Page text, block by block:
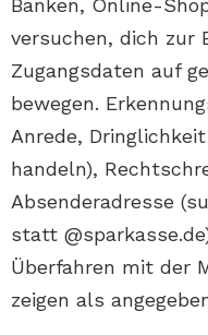
Banken, Online-
versuchen, dich zur
Zugangsdaten auf
bewegen.
Anrede,
handeln),
Absenderadresse
statt
Überfahren mit der
zeigen als